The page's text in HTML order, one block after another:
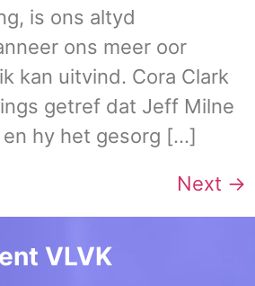
is ons altyd
ons meer oor
kan uitvind. Cora Clark
getref dat Jeff Milne
en hy het gesorg […]
Next →
VLVK